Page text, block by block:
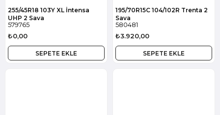
255/45R18 103Y XL İntensa
UHP 2 Sava
579765
₺0,00
SEPETE EKLE
195/70R15C 104/102R Trenta 2
Sava
580481
₺3.920,00
SEPETE EKLE